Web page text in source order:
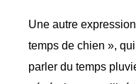
Une autre
temps de chien »,
parler du temps